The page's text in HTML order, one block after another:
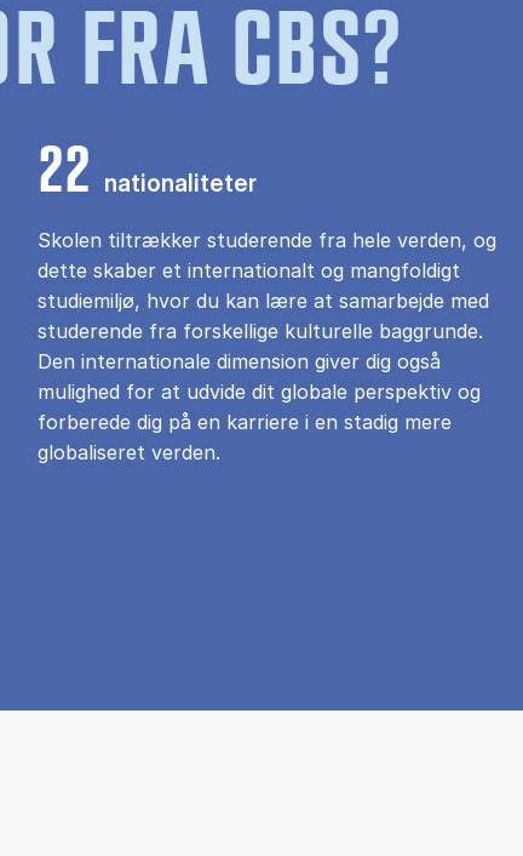
FRA CBS?
22 nationaliteter
Skolen tiltrækker studerende fra hele verden, og
dette skaber et internationalt og mangfoldigt
studiemiljø, hvor du kan lære at samarbejde med
studerende fra forskellige kulturelle baggrunde.
Den internationale dimension giver dig også
mulighed for at udvide dit globale perspektiv og
forberede dig på en karriere i en stadig mere
globaliseret verden.